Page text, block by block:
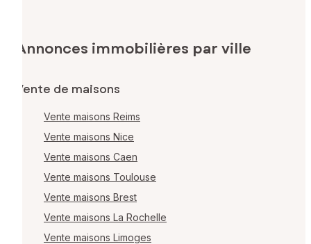
Annonces immobilières par ville
Vente de maisons
Vente maisons Reims
Vente maisons Nice
Vente maisons Caen
Vente maisons Toulouse
Vente maisons Brest
Vente maisons La Rochelle
Vente maisons Limoges